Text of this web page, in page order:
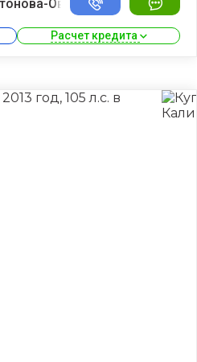
Овсеенко
Расчет кредита